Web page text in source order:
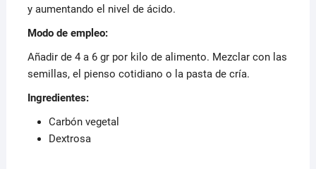
y aumentando el nivel de ácido.
Modo de empleo:
Añadir de 4 a 6 gr por kilo de alimento. Mezclar con las
semillas, el pienso cotidiano o la pasta de cría.
Ingredientes:
Carbón vegetal
Dextrosa